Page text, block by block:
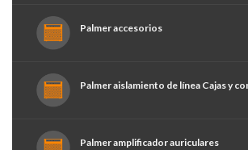
Palmer accesorios
Palmer aislamiento de línea Cajas y
Palmer amplificador auriculares